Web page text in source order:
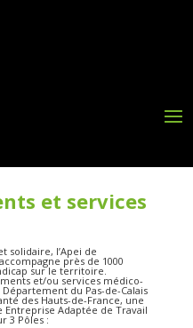
et services
solidaire, l’Apei de
près de 1000
sur le territoire.
et/ou services médico-
Département du Pas-de-Calais
des Hauts-de-France, une
Entreprise Adaptée de Travail
3 Pôles :